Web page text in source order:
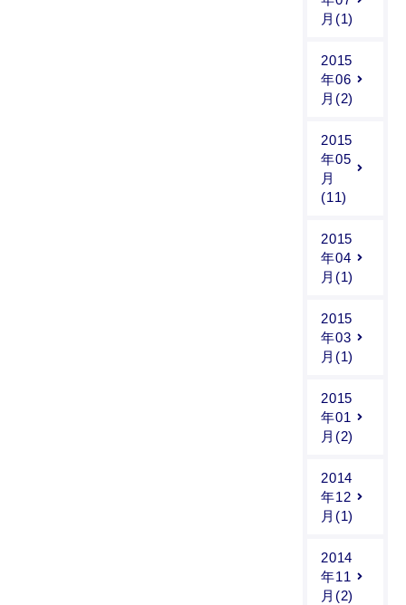
月(1)
2015
年06
月(2)
2015
年05
月
(11)
2015
年04
月(1)
2015
年03
月(1)
2015
年01
月(2)
2014
年12
月(1)
2014
年11
月(2)